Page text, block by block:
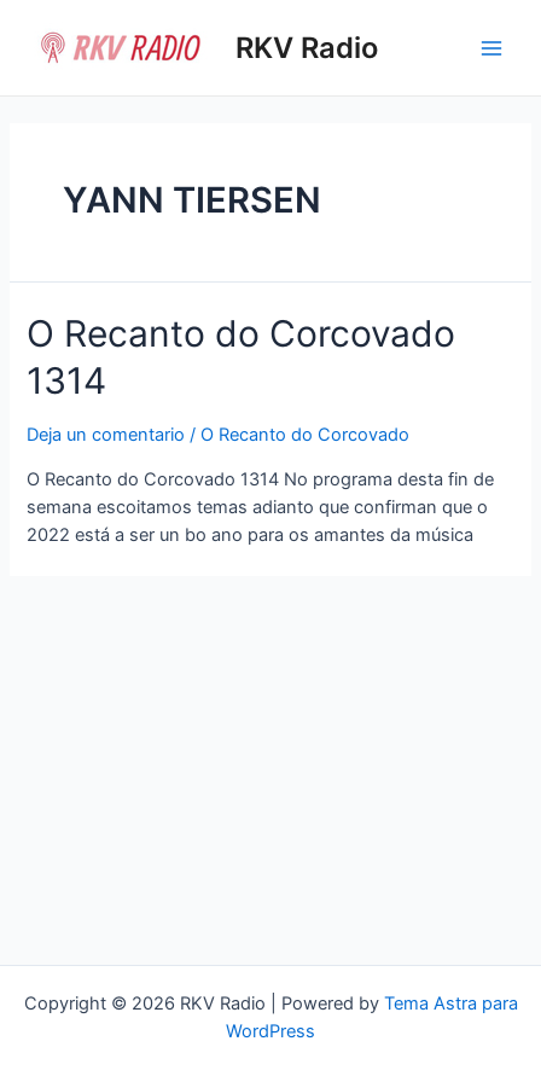
contenido
RKV Radio
YANN TIERSEN
O Recanto do Corcovado
1314
Deja un comentario /O Recanto do Corcovado
O Recanto do Corcovado 1314 No programa desta fin de
semana escoitamos temas adianto que confirman que o
2022 está a ser un bo ano para os amantes da música
Copyright © 2026 RKV Radio | Powered by Tema Astra para
WordPress